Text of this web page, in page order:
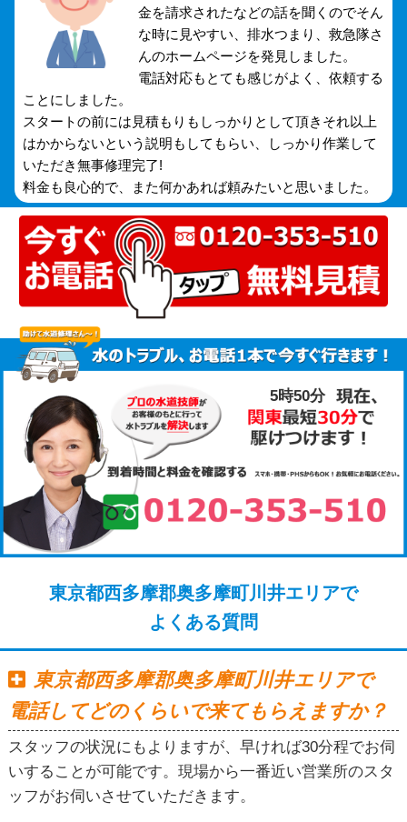
金を請求されたなどの話を聞くのでそん
な時に見やすい、排水つまり、救急隊さ
んのホームページを発見しました。
電話対応もとても感じがよく、依頼する
ことにしました。
スタートの前には見積もりもしっかりとして頂きそれ以上
はかからないという説明もしてもらい、しっかり作業して
いただき無事修理完了!
料金も良心的で、また何かあれば頼みたいと思いました。
5時50分
東京都西多摩郡奥多摩町川井エリアで
よくある質問
東京都西多摩郡奥多摩町川井エリアで
電話してどのくらいで来てもらえますか？
スタッフの状況にもよりますが、早ければ30分程でお伺
いすることが可能です。現場から一番近い営業所のスタ
ッフがお伺いさせていただきます。